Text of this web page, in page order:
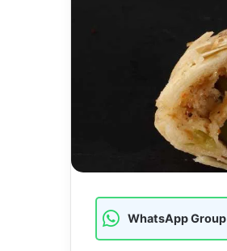
WhatsApp Group